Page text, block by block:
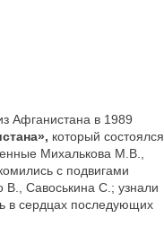
Афганистана в 1989
который состоялся
Михалькова М.В.,
с подвигами
В., Савоськина С.; узнали
в сердцах последующих